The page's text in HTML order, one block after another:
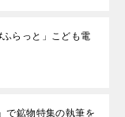
らっと」こども電
で鉱物特集の執筆を